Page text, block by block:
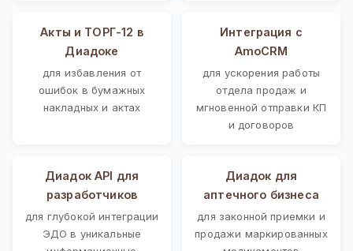
Акты и ТОРГ-12 в
Диадоке
для избавления от
ошибок в бумажных
накладных и актах
Интеграция с
AmoCRM
для ускорения работы
отдела продаж и
мгновенной отправки КП
и договоров
Диадок API для
разработчиков
для глубокой интеграции
ЭДО в уникальные
Диадок для
аптечного бизнеса
для законной приемки и
продажи маркированных